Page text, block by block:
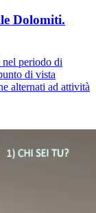
Dolomiti.
nel periodo di
di vista
alternati ad attività